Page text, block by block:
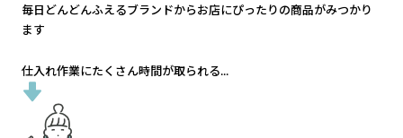
毎日どんどんふえるブランドからお店にぴったりの商品がみつかり
ます
仕入れ作業にたくさん時間が取られる...